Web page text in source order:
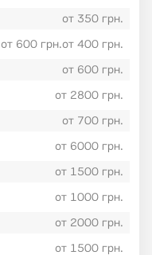
от 350 грн.
от 600 грн.от 400 грн.
от 600 грн.
от 2800 грн.
от 700 грн.
от 6000 грн.
от 1500 грн.
от 1000 грн.
от 2000 грн.
от 1500 грн.